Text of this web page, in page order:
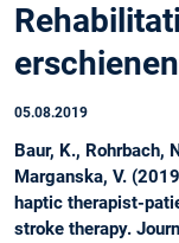
erschienen
05.08.2019
Baur, K., Rohrbach,
Marganska, V.
haptic therapist-
stroke therapy.